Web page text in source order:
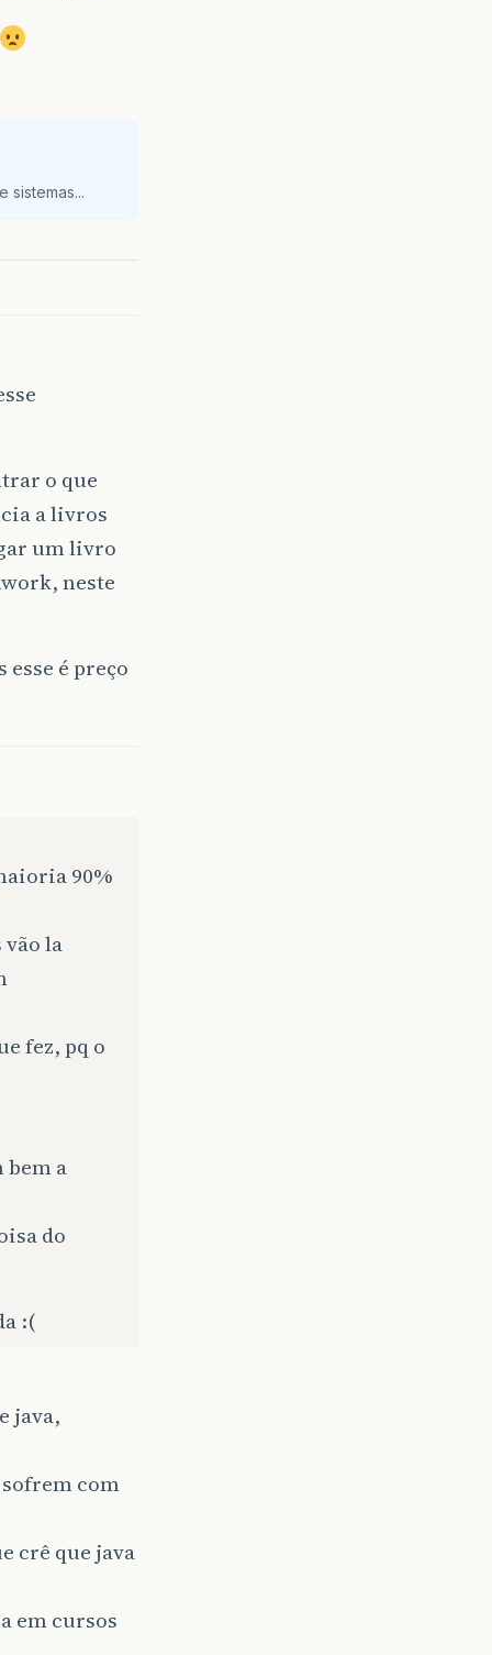
sistemas...
o que
a livros
um livro
neste
é preço
90%
vão la
fez, pq o
a
do
:(
java,
com
crê que java
em cursos